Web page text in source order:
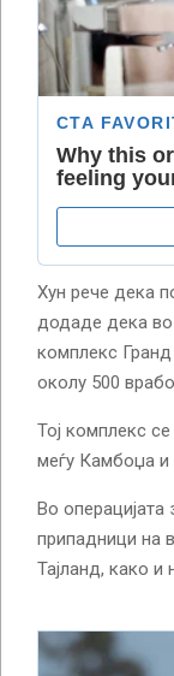
Хун рече дека
додаде дека
комплекс
околу 500
Тој комплекс
меѓу Камбоџа и
Во
припадници на
Тајланд, како и